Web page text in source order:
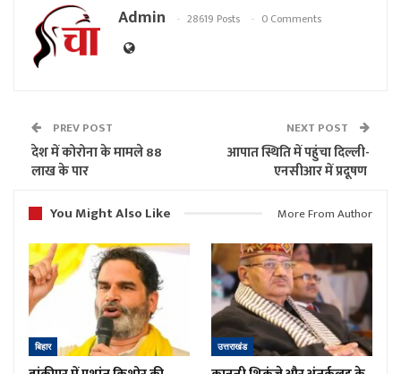
Admin 28619 Posts 0 Comments
PREV POST
देश में कोरोना के मामले 88
लाख के पार
NEXT POST
आपात स्थिति में पहुंचा दिल्ली-
एनसीआर में प्रदूषण
You Might Also Like
More From Author
बिहार उत्तराखंड